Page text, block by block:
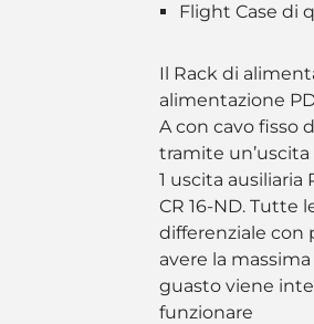
Flight Case di
Il Rack di
alimentazione
A con cavo fisso
tramite un’uscita
1 uscita
CR 16-ND. Tutte
differenziale con
avere la
guasto viene
funzionare